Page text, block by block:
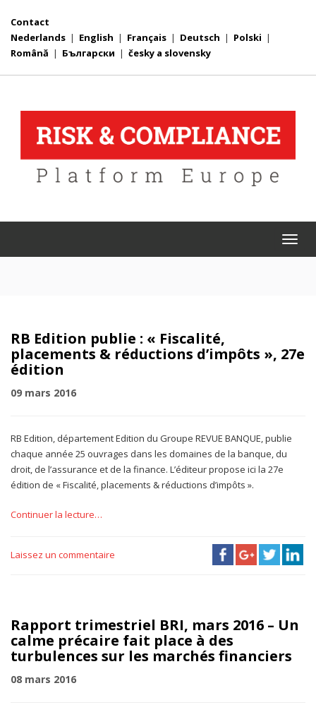
Contact
Nederlands | English | Français | Deutsch | Polski |
Română | Български | česky a slovensky
RB Edition publie : « Fiscalité,
placements & réductions d’impôts », 27e
édition
09 mars 2016
RB Edition, département Edition du Groupe REVUE BANQUE, publie
chaque année 25 ouvrages dans les domaines de la banque, du
droit, de l’assurance et de la finance. L’éditeur propose ici la 27e
édition de « Fiscalité, placements & réductions d’impôts ».
Continuer la lecture…
Laissez un commentaire
Rapport trimestriel BRI, mars 2016 – Un
calme précaire fait place à des
turbulences sur les marchés financiers
08 mars 2016